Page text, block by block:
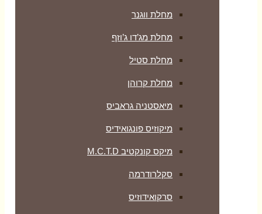
מחלת ווגנר
מחלת מג’דו ג’וזף
מחלת סטיל
מחלת קרוהן
מיאסטניה גראביס
מיקוזיס פונגואידיס
מיקס קונקטיב M.C.T.D
סקלרודרמה
סרקואידוזיס